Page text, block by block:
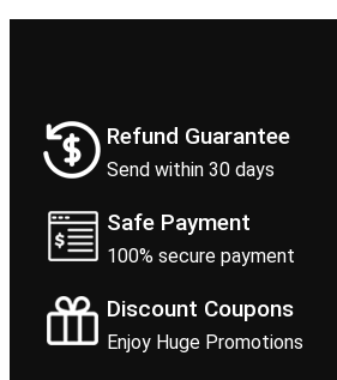
Refund Guarantee
Send within 30 days
Safe Payment
100% secure payment
Discount Coupons
Enjoy Huge Promotions